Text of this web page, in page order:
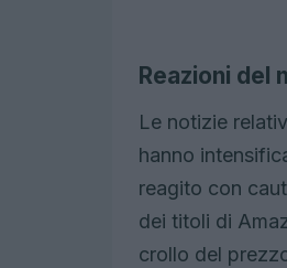
Reazioni del
Le notizie
hanno
reagito con
dei titoli di
crollo del